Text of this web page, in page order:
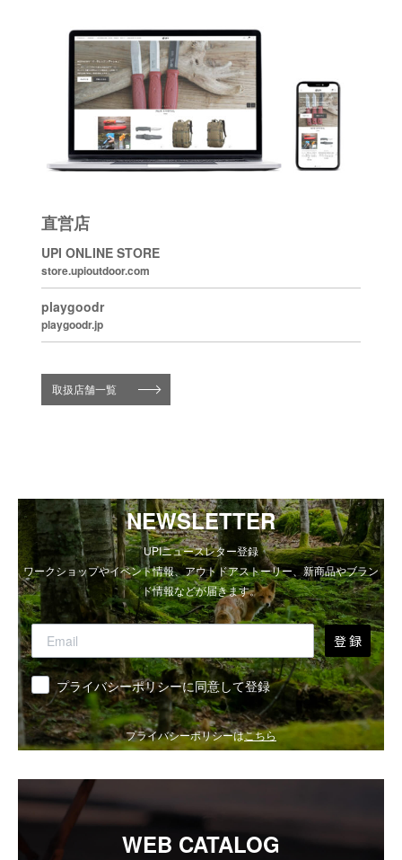
直営店
UPI ONLINE STORE
store.upioutdoor.com
playgoodr
playgoodr.jp
取扱店舗一覧
NEWSLETTER
UPIニュースレター登録
ワークショップやイベント情報、アウトドアストーリー、新商品やブラン
ド情報などが届きます。
登 録
同意 プライバシーポリシーに同意して登録
プライバシーポリシーはこちら
WEB CATALOG